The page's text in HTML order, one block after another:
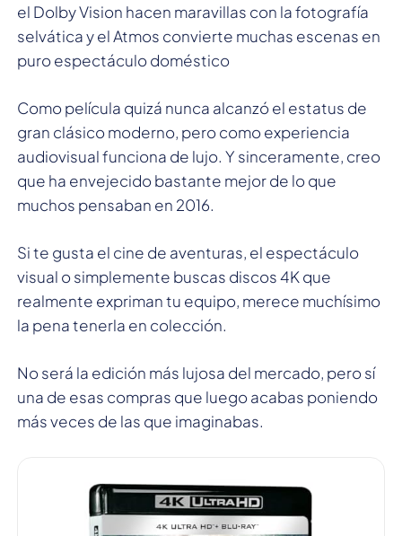
el Dolby Vision hacen maravillas con la fotografía
selvática y el Atmos convierte muchas escenas en
puro espectáculo doméstico
Como película quizá nunca alcanzó el estatus de
gran clásico moderno, pero como experiencia
audiovisual funciona de lujo. Y sinceramente, creo
que ha envejecido bastante mejor de lo que
muchos pensaban en 2016.
Si te gusta el cine de aventuras, el espectáculo
visual o simplemente buscas discos 4K que
realmente expriman tu equipo, merece muchísimo
la pena tenerla en colección.
No será la edición más lujosa del mercado, pero sí
una de esas compras que luego acabas poniendo
más veces de las que imaginabas.